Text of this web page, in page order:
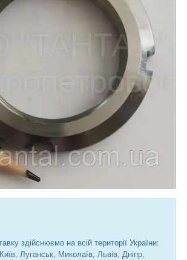
здійснюємо на всій території України:
Київ, Луганськ, Миколаїв, Львів, Дніпр,